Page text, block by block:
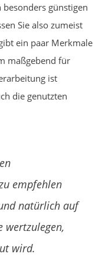
günstigen
Sie also zumeist
ein paar Merkmale
maßgebend für
ist
die genutzten
empfehlen
natürlich auf
wertzulegen,
wird.